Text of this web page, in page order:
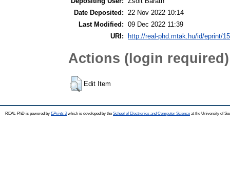
Date Deposited:
22 Nov 2022 10:14
Last Modified: 09 Dec 2022 11:39
URI:
http://real-phd.mtak.hu/id/eprint/
Actions (login required)
Edit Item
REAL-PhD is powered by EPrints 3which is developed by the School of Electronics and Computer Science at the University of